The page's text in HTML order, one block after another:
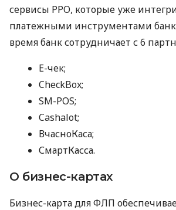
сервисы РРО, которые уже
платежными инструментами
время банк сотрудничает с 6
E-чек;
CheckBox;
SM-POS;
Cashalot;
ВчасноКаса;
СмартКасса.
О бизнес-картах
Бизнес-карта для ФЛП